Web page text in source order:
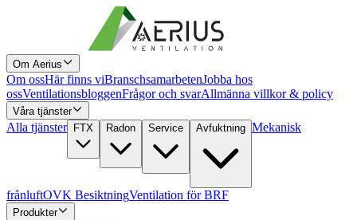
Om Aerius
Om ossHär finns viBranschsamarbetenJobba hos
ossVentilationsbloggenFrågor och svarAllmänna villkor & policy
Våra tjänster
Alla tjänster FTX Radon Service Avfuktning Mekanisk
frånluftOVK BesiktningVentilation för BRF
Produkter